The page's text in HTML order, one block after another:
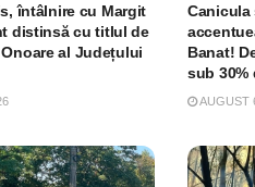
întâlnire cu Margit
distinsă cu titlul de
al Județului
Banat!
sub 30%
AUGUST